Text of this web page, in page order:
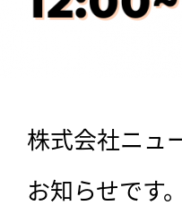
株式会社ニュ
お知らせです。